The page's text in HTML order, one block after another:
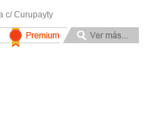
c/ Curupayty